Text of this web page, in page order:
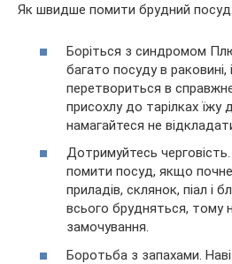
Як швидше помити брудний посуд:
Боріться з синдромом
багато посуду в
перетвориться в
присохлу до тарілках
намагайтеся не
Дотримуйтесь
помити посуд, якщо
приладів, склянок, піал і
всього брудняться, тому
замочування.
Боротьба з запахами.